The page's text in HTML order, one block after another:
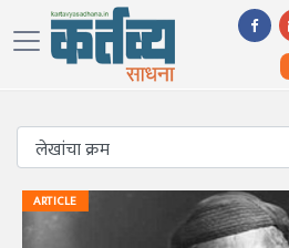
ARTICLE